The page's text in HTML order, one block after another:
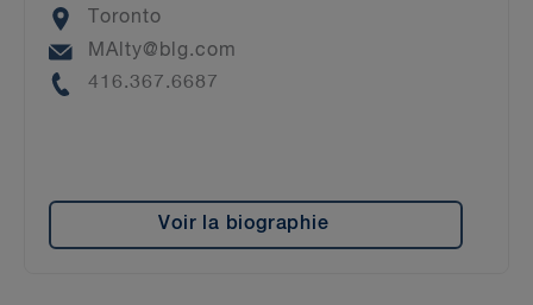
Location
Toronto
Email
MAlty@blg.com
Phone
416.367.6687
Voir la biographie